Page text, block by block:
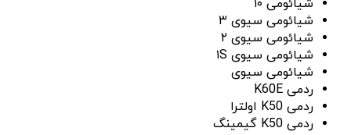
شیائومی ۱۰
شیائومی سیوی ۳
شیائومی سیوی ۲
شیائومی سیوی ۱S
شیائومی سیوی
ردمی K60E
ردمی K50 اولترا
ردمی K50 گیمینگ